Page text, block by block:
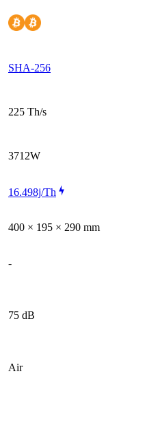
SHA-256
225 Th/s
3712W
16.498j/Th
400 × 195 × 290 mm
-
75 dB
Air